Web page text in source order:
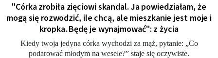
"Córka zrobiła zięciowi skandal. Ja powiedziałam, że
mogą się rozwodzić, ile chcą, ale mieszkanie jest moje i
kropka. Będę je wynajmować": z życia
Kiedy twoja jedyna córka wychodzi za mąż, pytanie: „Co
podarować młodym na wesele?” staje się oczywiste.